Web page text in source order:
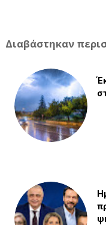
Διαβάστηκαν